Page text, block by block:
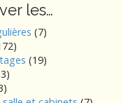
les…
(7)
(19)